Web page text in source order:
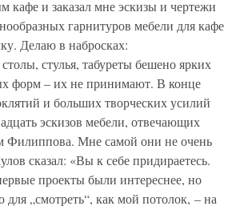
кафе и заказал мне эскизы и чертежи
гарнитуров мебели для кафе
Делаю в набросках:
стулья, табуреты бешено ярких
форм – их не принимают. В конце
и больших творческих усилий
эскизов мебели, отвечающих
Филиппова. Мне самой они не очень
сказал: «Вы к себе придираетесь.
проекты были интереснее, но
для „смотреть“, как мой потолок, – на